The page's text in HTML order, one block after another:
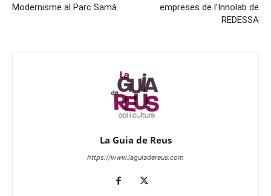
Modernisme al Parc Samà
empreses de l’Innolab de
REDESSA
La Guia de Reus
https://www.laguiadereus.com